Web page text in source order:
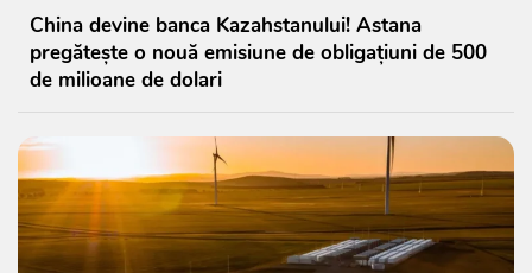
China devine banca Kazahstanului! Astana
pregătește o nouă emisiune de obligațiuni de 500
de milioane de dolari